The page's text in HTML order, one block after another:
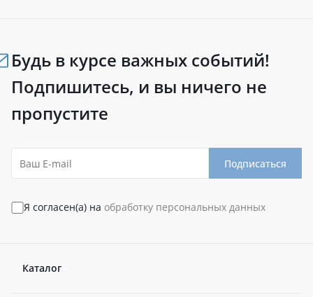
Будь в курсе важных событий!
Подпишитесь, и вы ничего не
пропустите
Подписаться
Я согласен(а) на обработку персональных данных
Каталог